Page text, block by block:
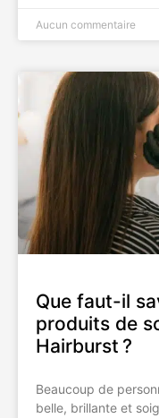
Aucun commentaire
Que faut-il
produits de
Hairburst ?
Beaucoup de
belle, brillante et